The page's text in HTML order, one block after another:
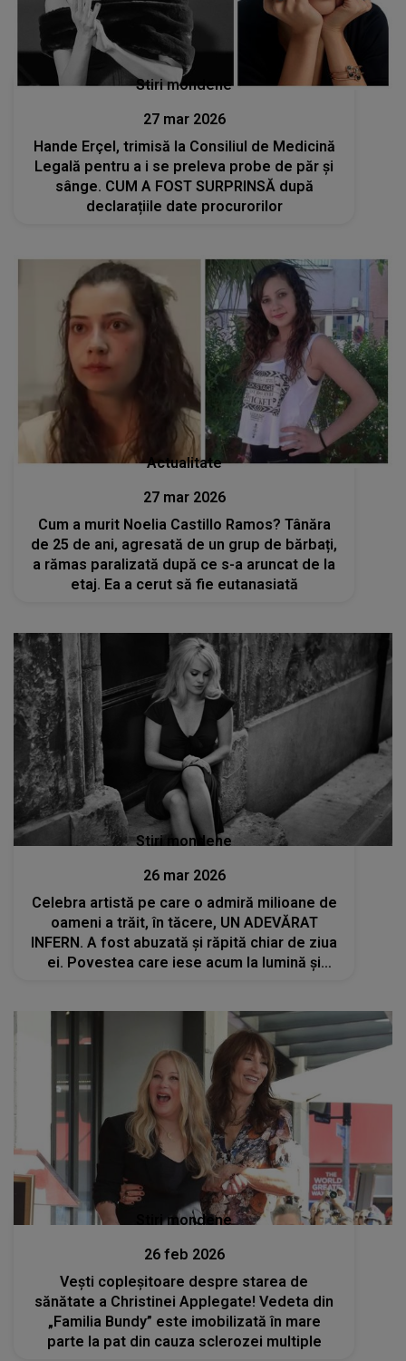
Stiri mondene
27 mar 2026
Hande Erçel, trimisă la Consiliul de Medicină
Legală pentru a i se preleva probe de păr și
sânge. CUM A FOST SURPRINSĂ după
declarațiile date procurorilor
Actualitate
27 mar 2026
Cum a murit Noelia Castillo Ramos? Tânăra
de 25 de ani, agresată de un grup de bărbați,
a rămas paralizată după ce s-a aruncat de la
etaj. Ea a cerut să fie eutanasiată
Stiri mondene
26 mar 2026
Celebra artistă pe care o admiră milioane de
oameni a trăit, în tăcere, UN ADEVĂRAT
INFERN. A fost abuzată și răpită chiar de ziua
ei. Povestea care iese acum la lumină și
Stiri mondene
26 feb 2026
Vești copleșitoare despre starea de
sănătate a Christinei Applegate! Vedeta din
„Familia Bundy” este imobilizată în mare
parte la pat din cauza sclerozei multiple